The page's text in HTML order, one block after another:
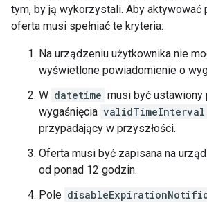
tym, by ją wykorzystali. Aby aktywować
oferta musi spełniać te kryteria:
Na urządzeniu użytkownika nie
wyświetlone powiadomienie o
W datetime musi być ustawiony
wygaśnięcia
przypadający w przyszłości.
Oferta musi być zapisana na
od ponad 12 godzin.
Pole